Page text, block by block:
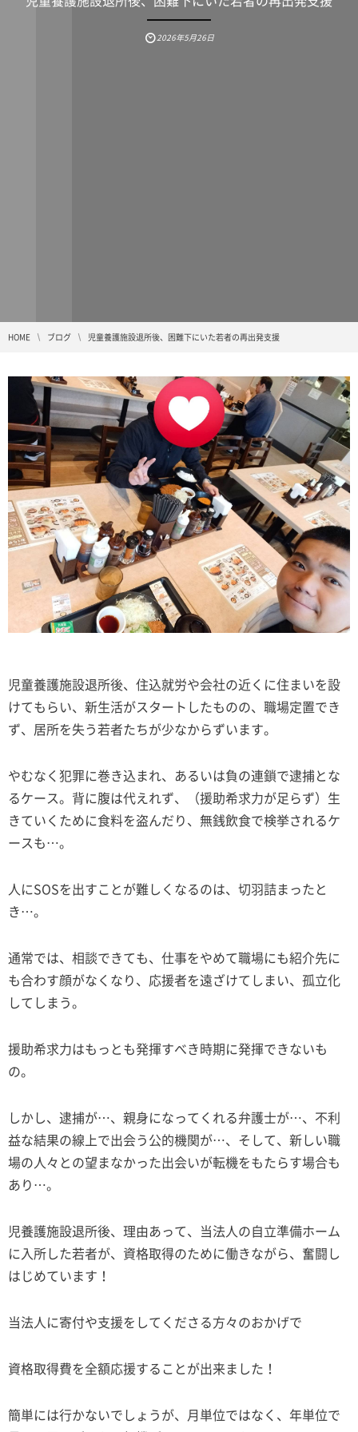
2026年5月26日
HOME ブログ 児童養護施設退所後、困難下にいた若者の再出発支援
児童養護施設退所後、住込就労や会社の近くに住まいを設
けてもらい、新生活がスタートしたものの、職場定置でき
ず、居所を失う若者たちが少なからずいます。
やむなく犯罪に巻き込まれ、あるいは負の連鎖で逮捕とな
るケース。背に腹は代えれず、（援助希求力が足らず）生
きていくために食料を盗んだり、無銭飲食で検挙されるケ
ースも…。
人にSOSを出すことが難しくなるのは、切羽詰まったと
き…。
通常では、相談できても、仕事をやめて職場にも紹介先に
も合わす顔がなくなり、応援者を遠ざけてしまい、孤立化
してしまう。
援助希求力はもっとも発揮すべき時期に発揮できないも
の。
しかし、逮捕が…、親身になってくれる弁護士が…、不利
益な結果の線上で出会う公的機関が…、そして、新しい職
場の人々との望まなかった出会いが転機をもたらす場合も
あり…。
児養護施設退所後、理由あって、当法人の自立準備ホーム
に入所した若者が、資格取得のために働きながら、奮闘し
はじめています！
当法人に寄付や支援をしてくださる方々のおかげで
資格取得費を全額応援することが出来ました！
簡単には行かないでしょうが、月単位ではなく、年単位で